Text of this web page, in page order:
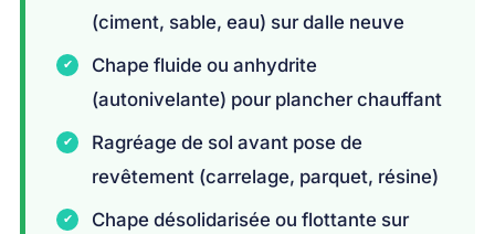
(ciment, sable, eau) sur dalle neuve
Chape fluide ou anhydrite
(autonivelante) pour plancher chauffant
Ragréage de sol avant pose de
revêtement (carrelage, parquet, résine)
Chape désolidarisée ou flottante sur